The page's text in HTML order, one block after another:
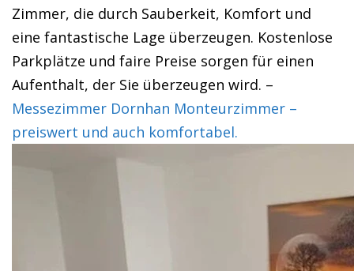
Zimmer, die durch Sauberkeit, Komfort und
eine fantastische Lage überzeugen. Kostenlose
Parkplätze und faire Preise sorgen für einen
Aufenthalt, der Sie überzeugen wird. –
Messezimmer Dornhan Monteurzimmer –
preiswert und auch komfortabel.